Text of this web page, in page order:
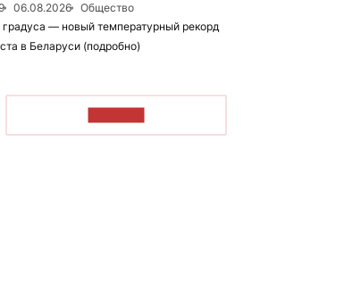
06.08.2026
Общество
— новый температурный рекорд
в Беларуси (подробно)